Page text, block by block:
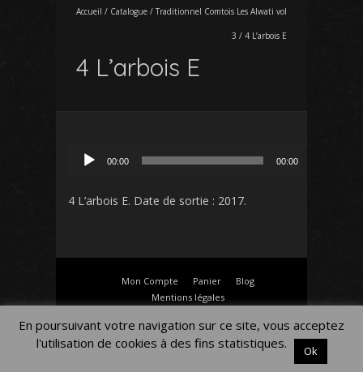
Accueil / Catalogue / Traditionnel Comtois Les Alwati vol
3 / 4 L’arbois E
4 L’arbois E
00:00 00:00
4 L’arbois E. Date de sortie : 2017.
Mon Compte Panier
Blog
Mentions légales
En poursuivant votre navigation sur ce site, vous acceptez
l'utilisation de cookies à des fins statistiques.
Ok